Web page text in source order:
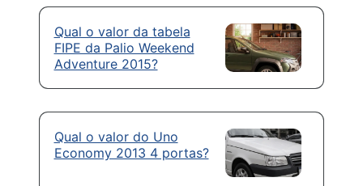
Qual o valor da tabela
FIPE da Palio Weekend
Adventure 2015?
Qual o valor do Uno
Economy 2013 4 portas?